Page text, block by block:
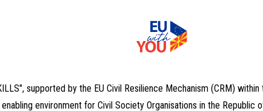
supported by the EU Civil Resilience Mechanism (CRM)
environment for Civil Society Organisations in the Republic